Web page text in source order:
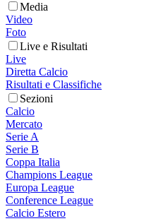
Media
Video
Foto
Live e Risultati
Live
Diretta Calcio
Risultati e Classifiche
Sezioni
Calcio
Mercato
Serie A
Serie B
Coppa Italia
Champions League
Europa League
Conference League
Calcio Estero